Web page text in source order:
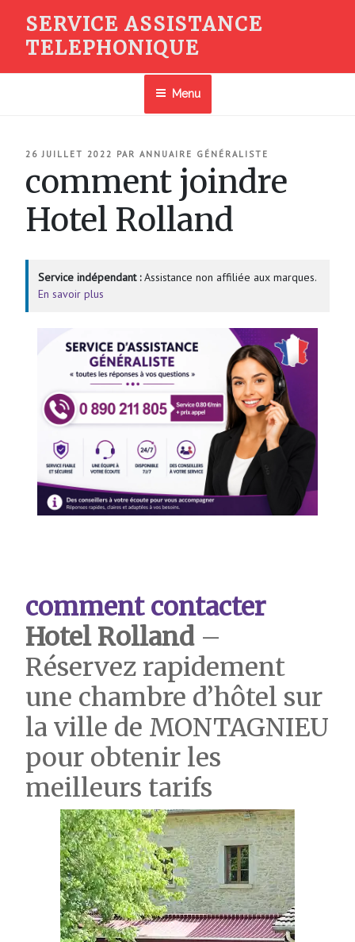
contenu
SERVICE ASSISTANCE
TELEPHONIQUE
Menu
PUBLIÉ
26 JUILLET 2022 PAR ANNUAIRE GÉNÉRALISTE
comment joindre
Hotel Rolland
Service indépendant :Assistance non affiliée aux marques.
En savoir plus
comment contacter
Hotel Rolland–
Réservez rapidement
une chambre d’hôtel sur
la ville de MONTAGNIEU
pour obtenir les
meilleurs tarifs